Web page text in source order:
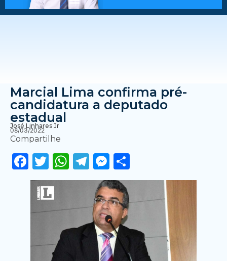
Marcial Lima confirma pré-
candidatura a deputado
estadual
José Linhares Jr
08/03/2022
Compartilhe
Facebook
Twitter
WhatsApp
Telegram
Messenger